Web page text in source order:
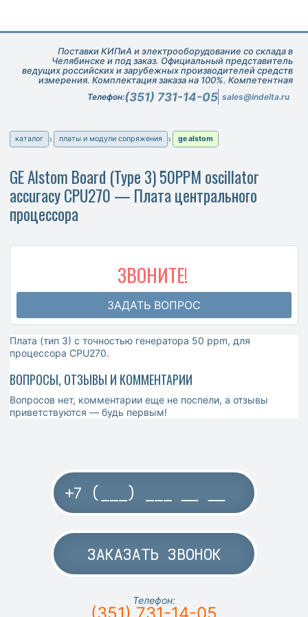
Поставки КИПиА и электрооборудование со склада в
Челябинске и под заказ. Официальный представитель
ведущих российских и зарубежных производителей средств
измерения. Комплектация заказа на 100%. Компетентная
техническая поддержка при подборе оборудования.
Телефон:(351) 731-14-05 sales@indelta.ru
каталог платы и модули сопряжения ge alstom
GE Alstom Board (Type 3) 50PPM oscillator
accuracy CPU270 — Плата центрального
процессора
ЗВОНИТЕ!
ЗАДАТЬ ВОПРОС
Плата (тип 3) с точностью генератора 50 ppm, для
процессора CPU270.
ВОПРОСЫ, ОТЗЫВЫ И КОММЕНТАРИИ
Вопросов нет, комментарии еще не поспели, а отзывы
приветствуются — будь первым!
ЗАКАЗАТЬ ЗВОНОК
Телефон: